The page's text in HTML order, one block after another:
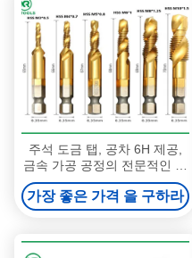
주석 도금 탭, 공차 6H 제공,
금속 가공 공정의 전문적인 나
사 가공에 적합
가장 좋은 가격 을 구하라